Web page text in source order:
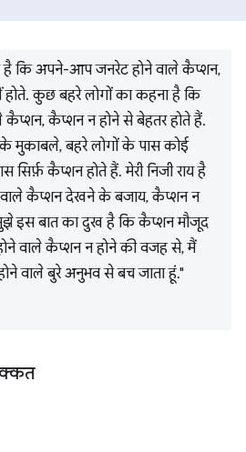
है कि अपने-आप जनरेट होने वाले कैप्शन,
होते. कुछ बहरे लोगों का कहना है कि
कैप्शन न होने से बेहतर होते हैं.
मुकाबले, बहरे लोगों के पास कोई
सिर्फ़ कैप्शन होते हैं. मेरी निजी राय है
कैप्शन देखने के बजाय, कैप्शन न
इस बात का दुख है कि कैप्शन मौजूद
वाले कैप्शन न होने की वजह से, मैं
वाले बुरे अनुभव से बच जाता हूं."